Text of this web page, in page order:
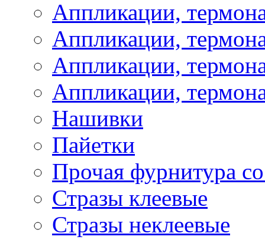
Аппликации,
Аппликации,
Аппликации,
Аппликации,
Нашивки
Пайетки
Прочая фурнитура
Стразы клеевые
Стразы неклеевые